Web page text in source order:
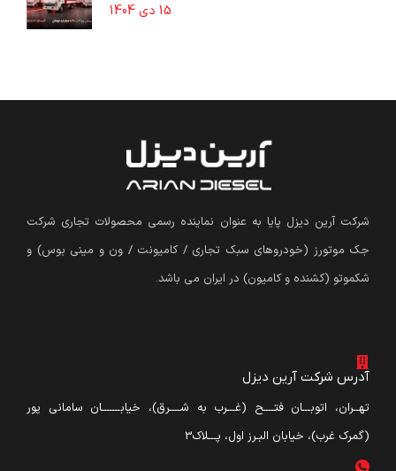
15 دی 1404
شرکت آرین دیزل پایا به عنوان نماینده رسمی محصولات تجاری شرکت
جک موتورز (خودروهای سبک تجاری / کامیونت / ون و مینی بوس) و
شکموتو (کشنده و کامیون) در ایران می باشد.
آدرس شرکت آرین دیزل
تهــران، اتوبـــان فتــــح (غـــرب به شــــرق)، خیابـــــــان سامانی پور
(گمرک غرب)، خیابان البـرز اول، پـــلاک3